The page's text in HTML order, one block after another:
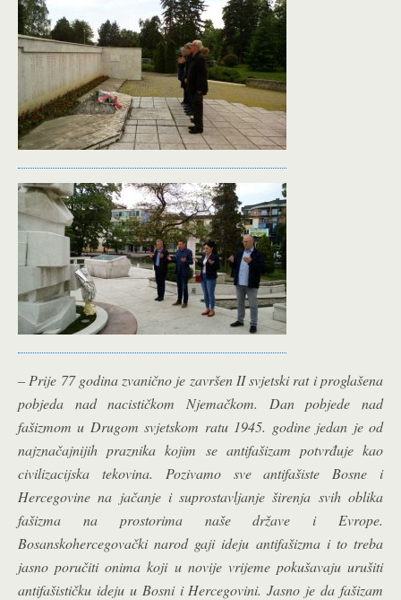
– Prije 77 godina zvanično je završen II svjetski rat i proglašena
pobjeda nad nacističkom Njemačkom. Dan pobjede nad
fašizmom u Drugom svjetskom ratu 1945. godine jedan je od
najznačajnijih praznika kojim se antifašizam potvrđuje kao
civilizacijska tekovina. Pozivamo sve antifašiste Bosne i
Hercegovine na jačanje i suprostavljanje širenja svih oblika
fašizma na prostorima naše države i Evrope.
Bosanskohercegovački narod gaji ideju antifašizma i to treba
jasno poručiti onima koji u novije vrijeme pokušavaju urušiti
antifašističku ideju u Bosni i Hercegovini. Jasno je da fašizam